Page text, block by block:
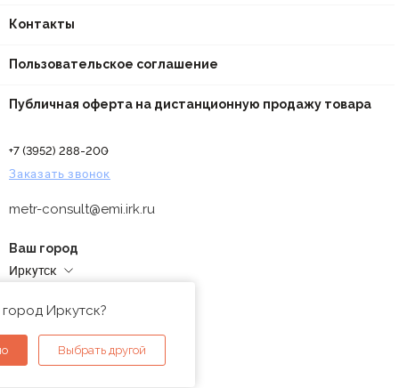
Контакты
Пользовательское соглашение
Публичная оферта на дистанционную продажу товара
+7 (3952) 288-200
Заказать звонок
metr-consult@emi.irk.ru
Ваш город
Иркутск
Иркутск?
Выбрать другой